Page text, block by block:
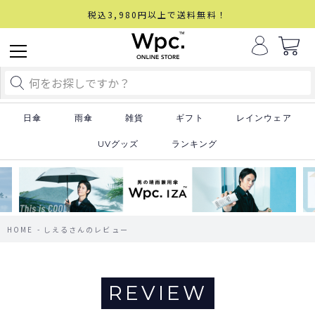
税込3,980円以上で送料無料！
日傘 雨傘 雑貨 ギフト レインウェア
UVグッズ ランキング
HOME しえるさんのレビュー
REVIEW